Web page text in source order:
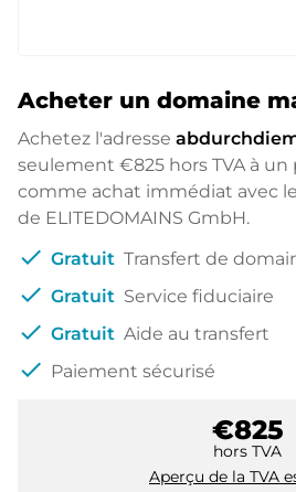
Acheter un domaine
Achetez l'adresse
seulement €825 hors TVA à
comme achat immédiat avec
de ELITEDOMAINS GmbH.
check Gratuit Transfert de
check Gratuit Service fiduciaire
check Gratuit Aide au transfert
check Paiement sécurisé
€825
hors TVA
Aperçu de la TVA